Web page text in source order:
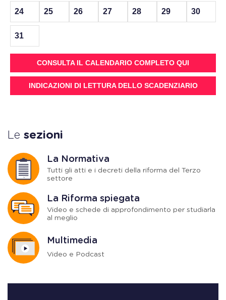
24 25 26 27 28 29 30
31
CONSULTA IL CALENDARIO COMPLETO QUI
INDICAZIONI DI LETTURA DELLO SCADENZIARIO
Le sezioni
La Normativa
Tutti gli atti e i decreti della riforma del Terzo
settore
La Riforma spiegata
Video e schede di approfondimento per studiarla
al meglio
Multimedia
Video e Podcast